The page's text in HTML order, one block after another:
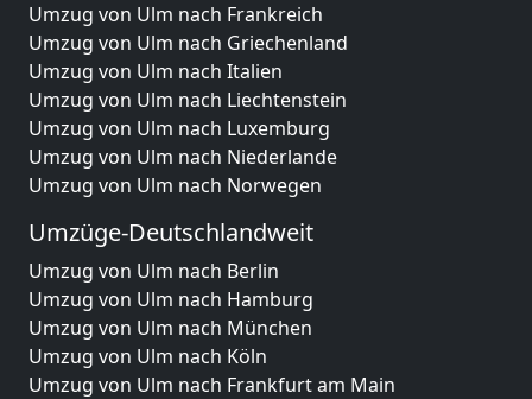
Umzug von Ulm nach Frankreich
Umzug von Ulm nach Griechenland
Umzug von Ulm nach Italien
Umzug von Ulm nach Liechtenstein
Umzug von Ulm nach Luxemburg
Umzug von Ulm nach Niederlande
Umzug von Ulm nach Norwegen
Umzüge-Deutschlandweit
Umzug von Ulm nach Berlin
Umzug von Ulm nach Hamburg
Umzug von Ulm nach München
Umzug von Ulm nach Köln
Umzug von Ulm nach Frankfurt am Main